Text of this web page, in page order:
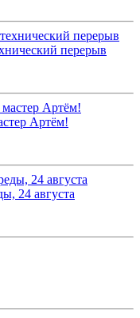
перерыв
Артём!
24 августа